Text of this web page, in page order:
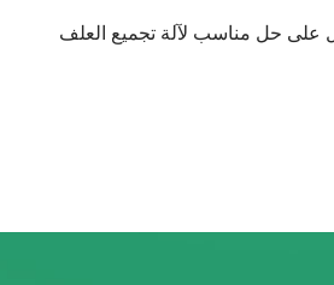
على حل مناسب لآلة تجميع العلف